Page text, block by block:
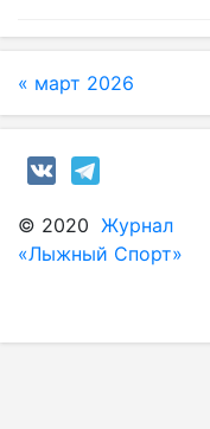
« март 2026
© 2020 Журнал
«Лыжный Спорт»